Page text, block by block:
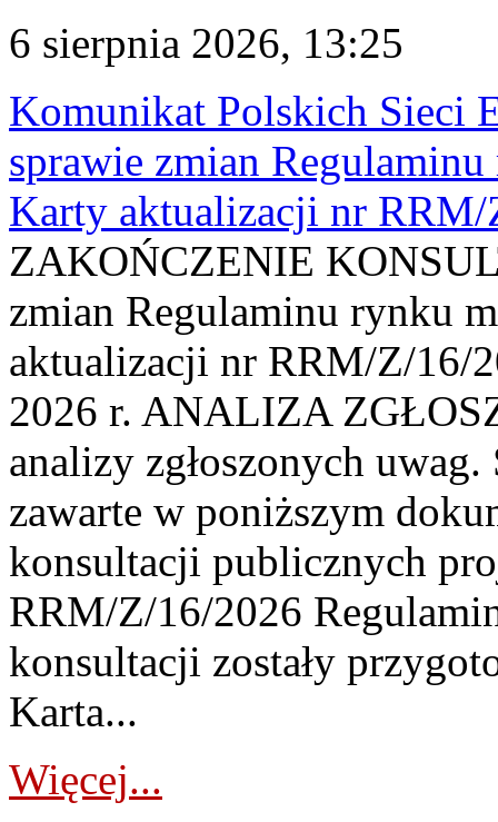
6 sierpnia 2026, 13:25
Komunikat Polskich Sieci
sprawie zmian
Karty aktualizacji nr
ZAKOŃCZENIE
zmian Regulaminu rynku
aktualizacji nr RRM/Z/16/
2026 r. ANALIZA
analizy zgłoszonych
zawarte w poniższym
konsultacji publicznych
RRM/Z/16/2026
konsultacji zostały
Karta...
Więcej...